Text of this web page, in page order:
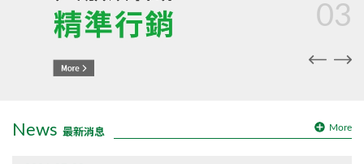
03
News 最新消息 More